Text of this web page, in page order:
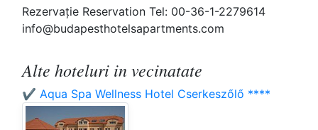
Rezervaţie Reservation Tel: 00-36-1-2279614
info@budapesthotelsapartments.com
Alte hoteluri in vecinatate
✔️ Aqua Spa Wellness Hotel Cserkeszőlő ****